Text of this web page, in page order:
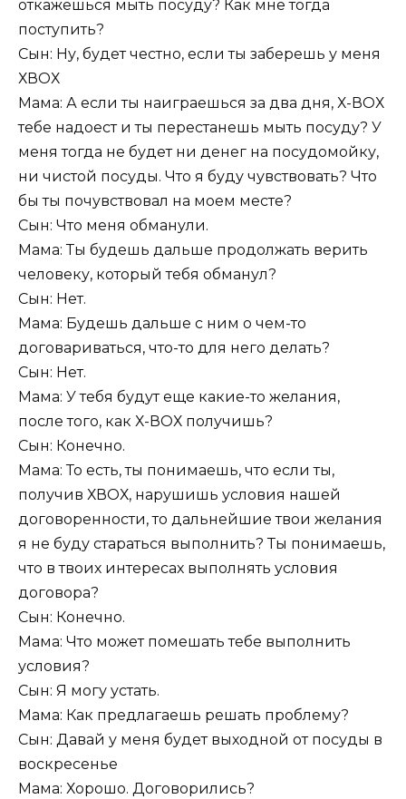
откажешься мыть посуду? Как мне тогда
поступить?
Сын: Ну, будет честно, если ты заберешь у меня
ХВОХ
Мама: А если ты наиграешься за два дня, Х-ВОХ
тебе надоест и ты перестанешь мыть посуду? У
меня тогда не будет ни денег на посудомойку,
ни чистой посуды. Что я буду чувствовать? Что
бы ты почувствовал на моем месте?
Сын: Что меня обманули.
Мама: Ты будешь дальше продолжать верить
человеку, который тебя обманул?
Сын: Нет.
Мама: Будешь дальше с ним о чем-то
договариваться, что-то для него делать?
Сын: Нет.
Мама: У тебя будут еще какие-то желания,
после того, как Х-ВОХ получишь?
Сын: Конечно.
Мама: То есть, ты понимаешь, что если ты,
получив ХВОХ, нарушишь условия нашей
договоренности, то дальнейшие твои желания
я не буду стараться выполнить? Ты понимаешь,
что в твоих интересах выполнять условия
договора?
Сын: Конечно.
Мама: Что может помешать тебе выполнить
условия?
Сын: Я могу устать.
Мама: Как предлагаешь решать проблему?
Сын: Давай у меня будет выходной от посуды в
воскресенье
Мама: Хорошо. Договорились?